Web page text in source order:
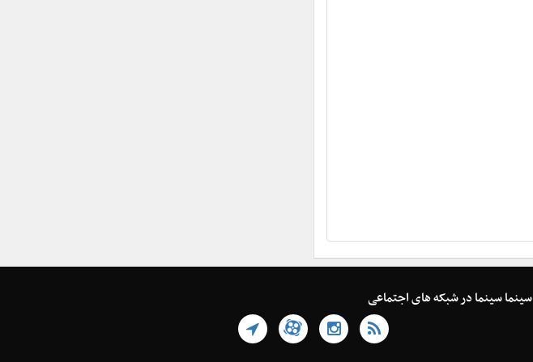
سینما سینما در شبکه های اجتماعی